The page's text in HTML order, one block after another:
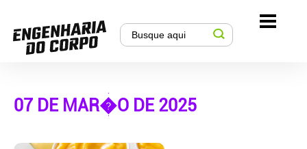
07 DE MAR�O DE 2025